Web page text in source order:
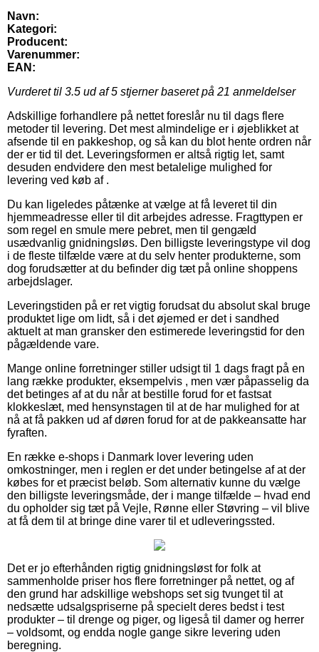
Navn:
Kategori:
Producent:
Varenummer:
EAN:
Vurderet til 3.5 ud af 5 stjerner baseret på 21 anmeldelser
Adskillige forhandlere på nettet foreslår nu til dags flere
metoder til levering. Det mest almindelige er i øjeblikket at
afsende til en pakkeshop, og så kan du blot hente ordren når
der er tid til det. Leveringsformen er altså rigtig let, samt
desuden endvidere den mest betalelige mulighed for
levering ved køb af .
Du kan ligeledes påtænke at vælge at få leveret til din
hjemmeadresse eller til dit arbejdes adresse. Fragttypen er
som regel en smule mere pebret, men til gengæld
usædvanlig gnidningsløs. Den billigste leveringstype vil dog
i de fleste tilfælde være at du selv henter produkterne, som
dog forudsætter at du befinder dig tæt på online shoppens
arbejdslager.
Leveringstiden på er ret vigtig forudsat du absolut skal bruge
produktet lige om lidt, så i det øjemed er det i sandhed
aktuelt at man gransker den estimerede leveringstid for den
pågældende vare.
Mange online forretninger stiller udsigt til 1 dags fragt på en
lang række produkter, eksempelvis , men vær påpasselig da
det betinges af at du når at bestille forud for et fastsat
klokkeslæt, med hensynstagen til at de har mulighed for at
nå at få pakken ud af døren forud for at de pakkeansatte har
fyraften.
En række e-shops i Danmark lover levering uden
omkostninger, men i reglen er det under betingelse af at der
købes for et præcist beløb. Som alternativ kunne du vælge
den billigste leveringsmåde, der i mange tilfælde – hvad end
du opholder sig tæt på Vejle, Rønne eller Støvring – vil blive
at få dem til at bringe dine varer til et udleveringssted.
Det er jo efterhånden rigtig gnidningsløst for folk at
sammenholde priser hos flere forretninger på nettet, og af
den grund har adskillige webshops set sig tvunget til at
nedsætte udsalgspriserne på specielt deres bedst i test
produkter – til drenge og piger, og ligeså til damer og herrer
– voldsomt, og endda nogle gange sikre levering uden
beregning.